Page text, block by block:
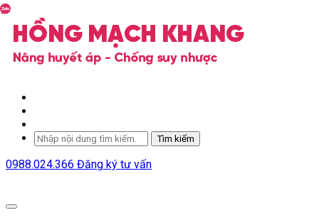
Tìm kiếm
0988.024.366 Đăng ký tư vấn